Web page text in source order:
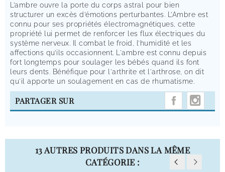
L’ambre ouvre la porte du corps astral pour bien
structurer un excès d’émotions perturbantes. L’Ambre est
connu pour ses propriétés électromagnétiques, cette
propriété lui permet de renforcer les flux électriques du
système nerveux. Il combat le froid, l’humidité et les
affections qu’ils occasionnent. L'ambre est connu depuis
fort longtemps pour soulager les bébés quand ils font
leurs dents. Bénéfique pour l'arthrite et l'arthrose, on dit
qu'il apporte un soulagement en cas de rhumatisme.
PARTAGER SUR
13 AUTRES PRODUITS DANS LA MÊME
CATÉGORIE :